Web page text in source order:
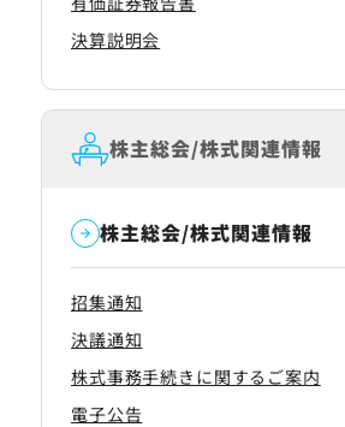
決算説明会
株主総会/株式関連情報
株主総会/株式関連情報
招集通知
決議通知
株式事務手続きに関するご案内
電子公告